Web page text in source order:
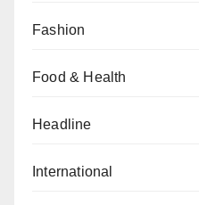
Fashion
Food & Health
Headline
International